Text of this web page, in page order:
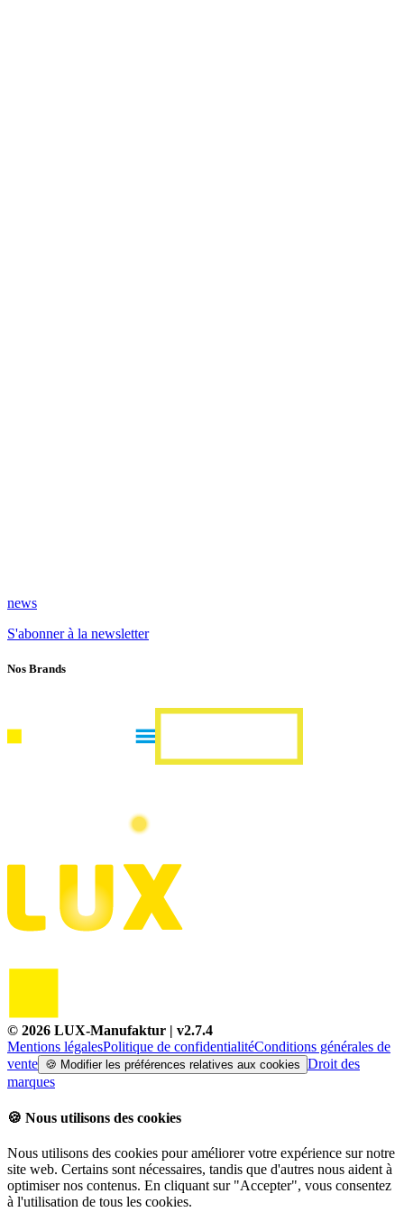
news
S'abonner à la newsletter
Nos Brands
© 2026 LUX-Manufaktur | v2.7.4
Mentions légalesPolitique de confidentialitéConditions générales de
vente 🍪 Modifier les préférences relatives aux cookies Droit des
marques
🍪 Nous utilisons des cookies
Nous utilisons des cookies pour améliorer votre expérience sur notre
site web. Certains sont nécessaires, tandis que d'autres nous aident à
optimiser nos contenus. En cliquant sur "Accepter", vous consentez
à l'utilisation de tous les cookies.